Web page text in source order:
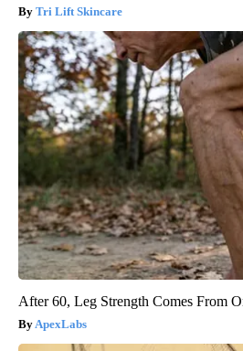
Tri Lift Skincare
After 60, Leg Strength Comes From
ApexLabs